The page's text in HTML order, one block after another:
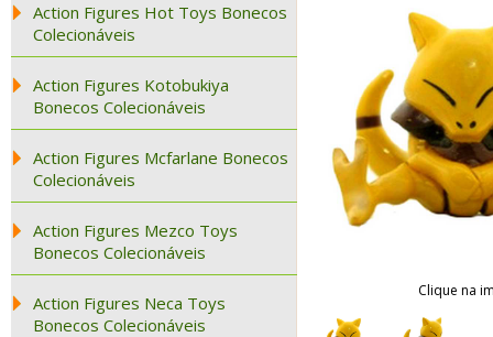
Action Figures Hot Toys Bonecos
Colecionáveis
Action Figures Kotobukiya
Bonecos Colecionáveis
Action Figures Mcfarlane Bonecos
Colecionáveis
Action Figures Mezco Toys
Bonecos Colecionáveis
Action Figures Neca Toys
Bonecos Colecionáveis
Clique na